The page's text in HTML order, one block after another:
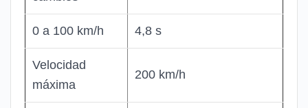
0 a 100 km/h 4,8 s
Velocidad
máxima
200 km/h